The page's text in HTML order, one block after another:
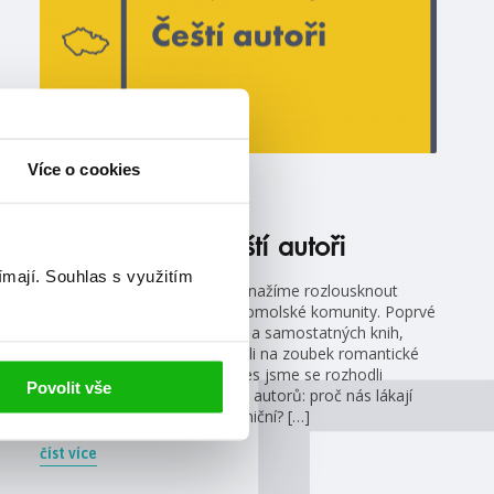
Více o cookies
Souhlas s využitím
Povolit vše
#češtíautoři #humbookblogeři
Vadí, nevadí: Čeští autoři
Vadí, nevadí je série, kde se snažíme rozlousknout
odvěké konflikty v rámci knihomolské komunity. Poprvé
jsme se zabývali duelem sérií a samostatných knih,
podruhé jsme se zase podívali na zoubek romantické
lince od nenávisti k lásce. Dnes jsme se rozhodli
zaměřit na čtení knih českých autorů: proč nás lákají
více, nebo méně než ti zahraniční? […]
číst více